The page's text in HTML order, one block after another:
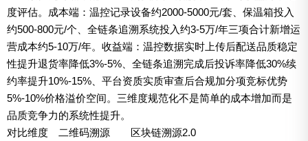
度评估。成本端：温控记录设备约2000-5000元/套、保温箱投入
约500-800元/个、全链条追溯系统投入约3-5万/年三项合计新增运
营成本约5-10万/年。收益端：温控数据实时上传后配送品质稳定
性提升退货率降低3%-5%、全链条追溯完成后投诉率降低30%续
约率提升10%-15%、平台资质实质审查后合规加分项竞标优势
5%-10%价格溢价空间。三维度规范化不是简单的成本增加而是
品质竞争力的系统性提升。
对比维度
二维码溯源
区块链溯源2.0